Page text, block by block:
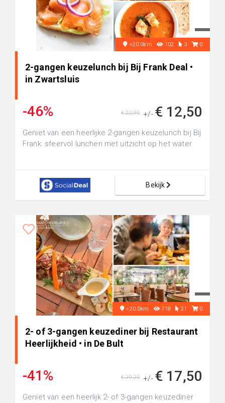
+20.0km 102 3 0
2-gangen keuzelunch bij Bij Frank Deal •
in Zwartsluis
-46% +/- € 12,50
€ 22,95
Geniet van een heerlijke 2-gangen keuzelunch bij Bij
Frank: sfeervol lunchen met uitzicht op het water
Bekijk
+20.0km 718 21 0
2- of 3-gangen keuzediner bij Restaurant
Heerlijkheid • in De Bult
-41% +/- € 17,50
€ 29,25
Geniet van een heerlijk 2- of 3-gangen keuzediner